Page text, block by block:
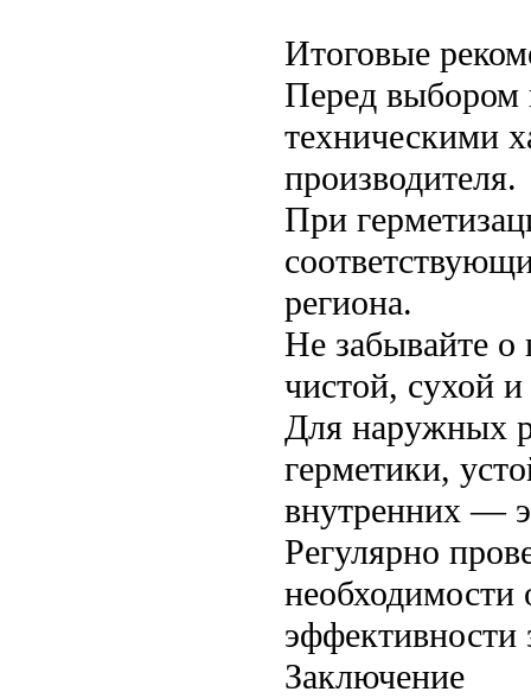
Итоговые
Перед выбором
техническими
производителя.
При
региона.
Не забывайте о
чистой, сухой
Для наружных
герметики,
внутренних —
Регулярно
необходимости
Заключение